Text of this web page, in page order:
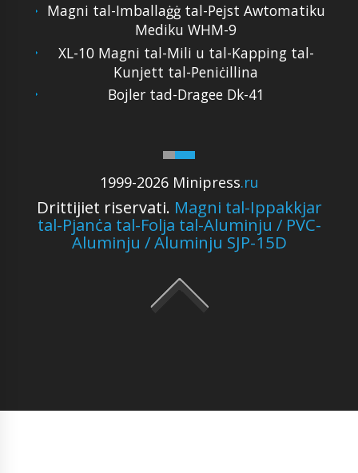
1999-2026 Minipress.ru
Drittijiet riservati. Magni tal-Ippakkjar
tal-Pjanċa tal-Folja tal-Aluminju / PVC-
Aluminju / Aluminju SJP-15D
Magni tal-Imballaġġ tal-Pejst Awtomatiku
Mediku WHM-9
XL-10 Magni tal-Mili u tal-Kapping tal-
Kunjett tal-Peniċillina
Bojler tad-Dragee Dk-41